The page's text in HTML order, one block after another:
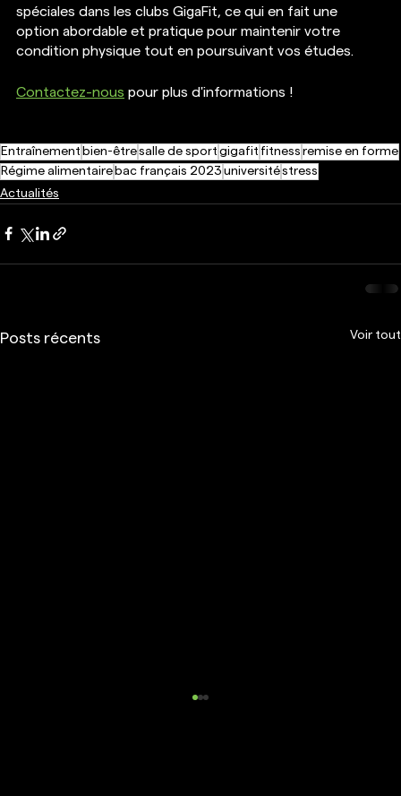
spéciales dans les clubs GigaFit, ce qui en fait une
option abordable et pratique pour maintenir votre
condition physique tout en poursuivant vos études.
Contactez-nous pour plus d'informations !
Entraînement bien-êtresalle de sport gigafit fitness remise en forme
Régime alimentaire bac français 2023 universitéstress
Actualités
Posts récents Voir tout